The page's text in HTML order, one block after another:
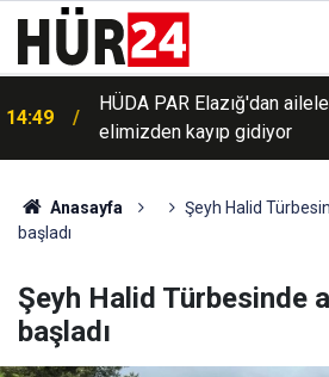
14:49
HÜDA PAR Elazığ'dan
elimizden kayıp gidiyor
Anasayfa
Şeyh Halid
başladı
Şeyh Halid Türbesinde
başladı